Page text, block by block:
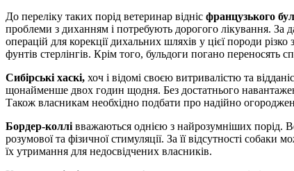
До переліку таких порід ветеринар відніс французького
проблеми з диханням і потребують дорогого лікування. За
операцій для корекції дихальних шляхів у цієї породи
фунтів стерлінгів. Крім того, бульдоги погано
Сибірські хаскі, хоч і відомі своєю витривалістю та
щонайменше двох годин щодня. Без достатнього
Також власникам необхідно подбати про надійно
Бордер-коллі вважаються однією з найрозумніших порід.
розумової та фізичної стимуляції. За її відсутності
їх утримання для недосвідчених власників.